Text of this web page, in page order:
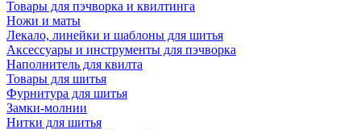
Товары для пэчворка и квилтинга
Ножи и маты
Лекало, линейки и шаблоны для шитья
Аксессуары и инструменты для пэчворка
Наполнитель для квилта
Товары для шитья
Фурнитура для шитья
Замки-молнии
Нитки для шитья